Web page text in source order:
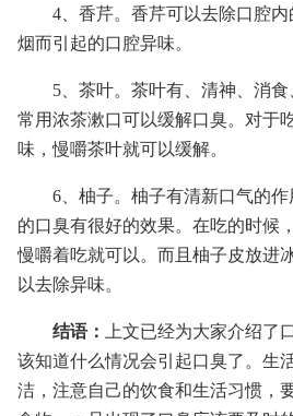
4、香芹。香芹可以去除口腔
烟而引起的口腔异味。
5、茶叶。茶叶有、清神、消
常用浓茶漱口可以缓解口臭。对于
味，慢嚼茶叶就可以缓解。
6、柚子。柚子有清新口气的
的口臭有很好的效果。在吃的时候
慢嚼着吃就可以。而且柚子皮放进
以去除异味。
结语：
上文已经为大家介绍了
该知道什么情况会引起口臭了。生
洁，注意自己的饮食和生活习惯，